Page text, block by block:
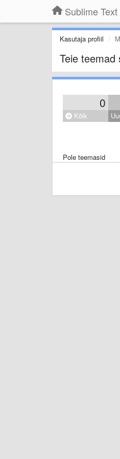
Sublime Text
Kasutaja profiil
Teie teemad
0
Kõik
Pole teemasid